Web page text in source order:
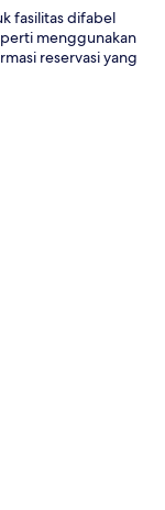
fasilitas difabel
menggunakan
reservasi yang